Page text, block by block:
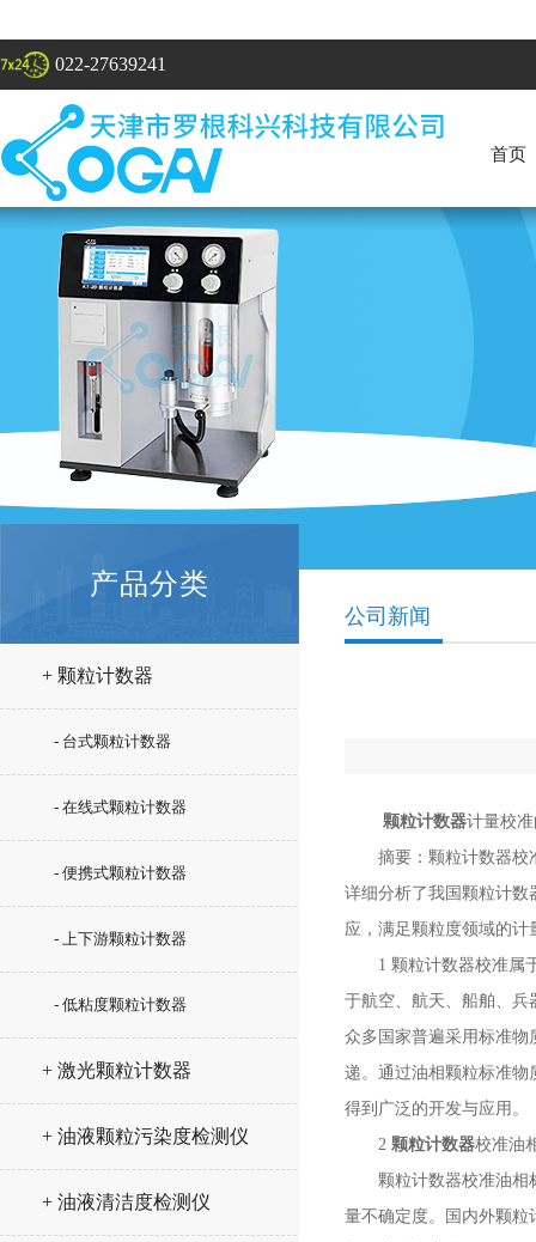
022-27639241
首页
产品分类
+ 颗粒计数器
- 台式颗粒计数器
- 在线式颗粒计数器
- 便携式颗粒计数器
- 上下游颗粒计数器
- 低粘度颗粒计数器
+ 激光颗粒计数器
+ 油液颗粒污染度检测仪
+ 油液清洁度检测仪
公司新闻
颗粒计数器计量校
摘要：颗粒计数器校准
详细分析了我国颗粒计数
应，满足颗粒度领域的
1 颗粒计数器校准属于
于航空、航天、船舶、兵
众多国家普遍采用标准物
递。通过油相颗粒标准物
得到广泛的开发与应用。
2 颗粒计数器校准油
颗粒计数器校准油相标
量不确定度。国内外颗粒